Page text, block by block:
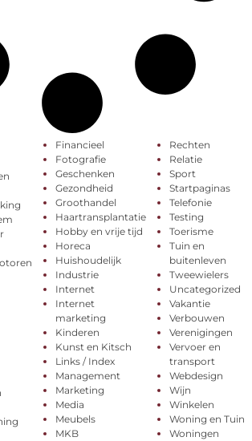
Financieel
Fotografie
Geschenken
Gezondheid
Groothandel
Haartransplantatie
Hobby en vrije tijd
Horeca
Huishoudelijk
Industrie
Internet
Internet
marketing
Kinderen
Kunst en Kitsch
Links / Index
Management
Marketing
Media
Meubels
MKB
Rechten
Relatie
Sport
Startpaginas
Telefonie
Testing
Toerisme
Tuin en
buitenleven
Tweewielers
Uncategorized
Vakantie
Verbouwen
Verenigingen
Vervoer en
transport
Webdesign
Wijn
Winkelen
Woning en Tuin
Woningen